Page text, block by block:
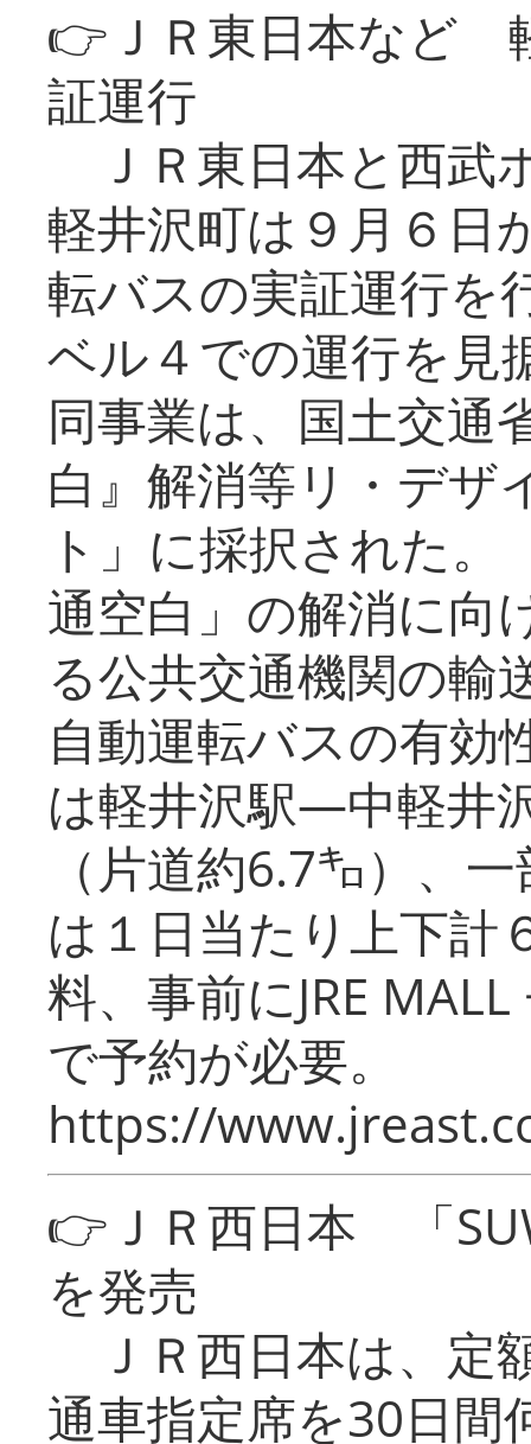
👉ＪＲ東日本など
証運行
ＪＲ東日本と西武
軽井沢町は９月６日
転バスの実証運行を
ベル４での運行を見
同事業は、国土交通
白』解消等リ・デザ
ト」に採択された
通空白」の解消に向
る公共交通機関の輸
自動運転バスの有効
は軽井沢駅―中軽井
（片道約6.7㌔）、
は１日当たり上下計
料、事前にJRE
で予約が必要。
https://
👉ＪＲ西日本 「
を発売
ＪＲ西日本は、定
通車指定席を30日間